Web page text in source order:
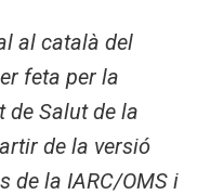
al català del
feta per la
de Salut de la
de la versió
de la IARC/OMS i